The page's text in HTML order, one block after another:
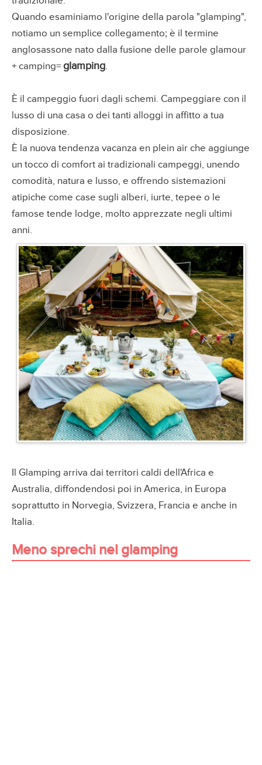
Quando esaminiamo l'origine della parola "glamping",
notiamo un semplice collegamento; è il termine
anglosassone nato dalla fusione delle parole glamour
+ camping= glamping.
È il campeggio fuori dagli schemi. Campeggiare con il
lusso di una casa o dei tanti alloggi in affitto a tua
disposizione.
È la nuova tendenza vacanza en plein air che aggiunge
un tocco di comfort ai tradizionali campeggi, unendo
comodità, natura e lusso, e offrendo sistemazioni
atipiche come case sugli alberi, iurte, tepee o le
famose tende lodge, molto apprezzate negli ultimi
anni.
Il Glamping arriva dai territori caldi dell'Africa e
Australia, diffondendosi poi in America, in Europa
soprattutto in Norvegia, Svizzera, Francia e anche in
Italia.
Meno sprechi nel glamping